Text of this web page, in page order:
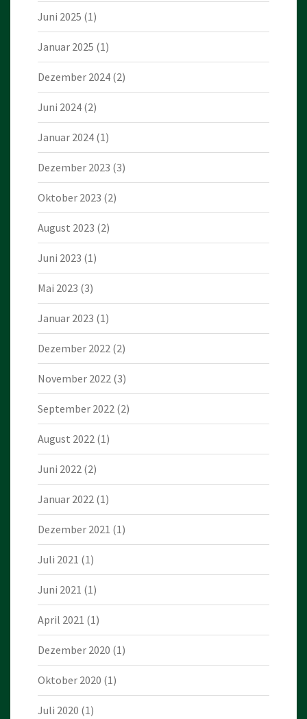
Juni 2025 (1)
Januar 2025 (1)
Dezember 2024 (2)
Juni 2024 (2)
Januar 2024 (1)
Dezember 2023 (3)
Oktober 2023 (2)
August 2023 (2)
Juni 2023 (1)
Mai 2023 (3)
Januar 2023 (1)
Dezember 2022 (2)
November 2022 (3)
September 2022 (2)
August 2022 (1)
Juni 2022 (2)
Januar 2022 (1)
Dezember 2021 (1)
Juli 2021 (1)
Juni 2021 (1)
April 2021 (1)
Dezember 2020 (1)
Oktober 2020 (1)
Juli 2020 (1)